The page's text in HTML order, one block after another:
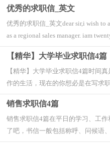
优秀的求职信_英文
优秀的求职信_英文dear sir,i wish to
as a regional sales manager. iam
【精华】大学毕业求职信4篇
【精华】大学毕业求职信4篇时间
作的生活，现在的你想必是在写求
销售求职信4篇
销售求职信4篇在平日的学习、工
了吧，书信一般包括称呼、问候语